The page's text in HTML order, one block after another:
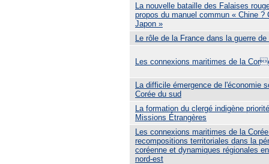
La nouvelle bataille des Falaises
propos du manuel commun « Chine ?
Japon »
Le rôle de la France dans la guerre de
Les connexions maritimes de la
La difficile émergence de l'économie
Corée du sud
La formation du clergé indigène
Missions Étrangères
Les connexions maritimes de la
recompositions territoriales dans la
coréenne et dynamiques régionales
nord-est